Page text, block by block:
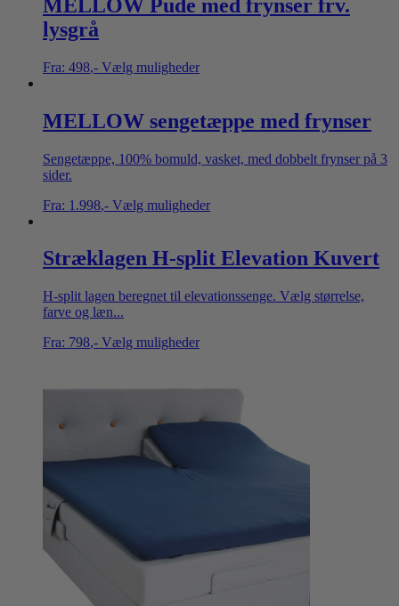
MELLOW Pude med frynser frv.
lysgrå
Fra: 498,- Vælg muligheder
MELLOW sengetæppe med frynser
Sengetæppe, 100% bomuld, vasket, med dobbelt frynser på 3
sider.
Fra: 1.998,- Vælg muligheder
Stræklagen H-split Elevation Kuvert
H-split lagen beregnet til elevationssenge. Vælg størrelse,
farve og læn...
Fra: 798,- Vælg muligheder